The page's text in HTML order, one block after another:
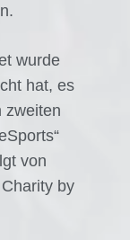
wurde
hat, es
zweiten
von
by